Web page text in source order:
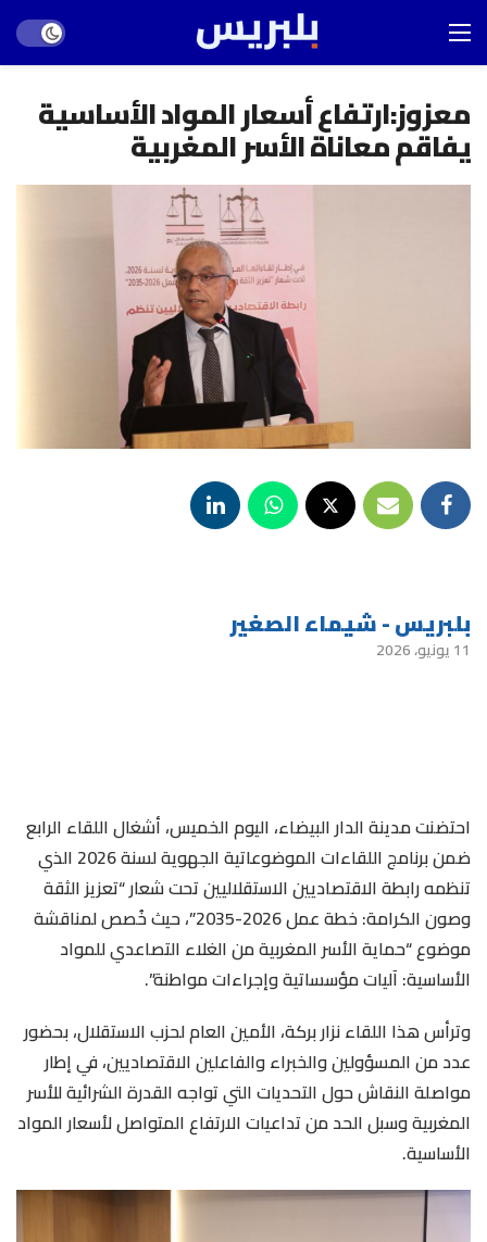
mode
معزوز:ارتفاع أسعار المواد الأساسية
يفاقم معاناة الأسر المغربية
بلبريس - شيماء الصغير
11 يونيو، 2026
احتضنت مدينة الدار البيضاء، اليوم الخميس، أشغال اللقاء الرابع
ضمن برنامج اللقاءات الموضوعاتية الجهوية لسنة 2026 الذي
تنظمه رابطة الاقتصاديين الاستقلاليين تحت شعار “تعزيز الثقة
وصون الكرامة: خطة عمل 2026-2035”، حيث خُصص لمناقشة
موضوع “حماية الأسر المغربية من الغلاء التصاعدي للمواد
الأساسية: آليات مؤسساتية وإجراءات مواطنة”.
وترأس هذا اللقاء نزار بركة، الأمين العام لحزب الاستقلال، بحضور
عدد من المسؤولين والخبراء والفاعلين الاقتصاديين، في إطار
مواصلة النقاش حول التحديات التي تواجه القدرة الشرائية للأسر
المغربية وسبل الحد من تداعيات الارتفاع المتواصل لأسعار المواد
الأساسية.